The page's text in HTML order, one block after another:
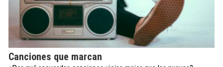
Canciones que marcan